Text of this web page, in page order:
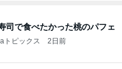
司で食べたかった桃のパフェ
トピックス 2日前